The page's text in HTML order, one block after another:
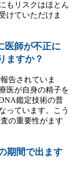
もリスクはほとん
けていただけま
医師が不正に
ますか？
告されていま
医が自身の精子を
鑑定技術の普
っています。こう
の重要性がます
期間で出ます